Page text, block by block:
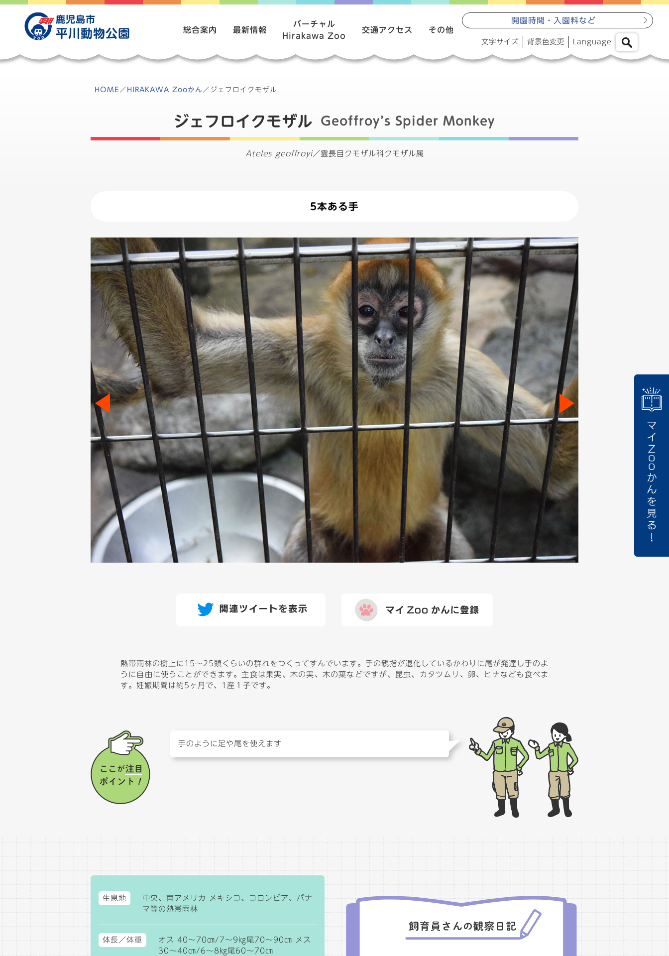
Skip
content
鹿児島市
平川動物公園 総合案内 最新情報
バーチャル
Hirakawa Zoo
交通アクセス その他
開園時間・入園料など
文字サイズ 背景色変更 Language
HOME ／ HIRAKAWA Zooかん ／ ジェフロイクモザル
ジェフロイクモザル Geoffroy’s Spider Monkey
Ateles geoffroyi／ 霊長目クモザル科クモザル属
5本ある手
熱帯雨林の樹上に15～25頭くらいの群れをつくってすんでいます。手の親指が退化しているかわりに尾が発達し手のよ
うに自由に使うことができます。主食は果実、木の実、木の葉などですが、昆虫、カタツムリ、卵、ヒナなども食べま
す。妊娠期間は約5ヶ月で、1産１子です。
手のように足や尾を使えます
生息地
中央、南アメリカ メキシコ、コロンビア、パナ
マ等の熱帯雨林
体長／体重
オス 40～70㎝/7～9㎏尾70～90㎝ メス
30～40㎝/6～8㎏尾60～70㎝